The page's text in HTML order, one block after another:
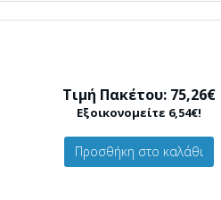
Τιμή Πακέτου: 75,26€
Εξοικονομείτε 6,54€!
Προσθήκη στο καλάθι